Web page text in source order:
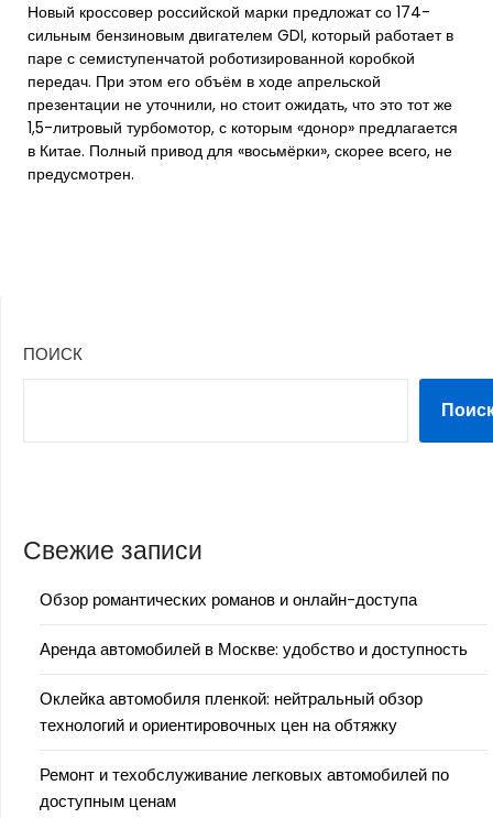
Новый кроссовер российской марки предложат со 174-
сильным бензиновым двигателем GDI, который работает в
паре с семиступенчатой роботизированной коробкой
передач. При этом его объём в ходе апрельской
презентации не уточнили, но стоит ожидать, что это тот же
1,5-литровый турбомотор, с которым «донор» предлагается
в Китае. Полный привод для «восьмёрки», скорее всего, не
предусмотрен.
ПОИСК
Свежие записи
Обзор романтических романов и онлайн-доступа
Аренда автомобилей в Москве: удобство и доступность
Оклейка автомобиля пленкой: нейтральный обзор
технологий и ориентировочных цен на обтяжку
Ремонт и техобслуживание легковых автомобилей по
доступным ценам